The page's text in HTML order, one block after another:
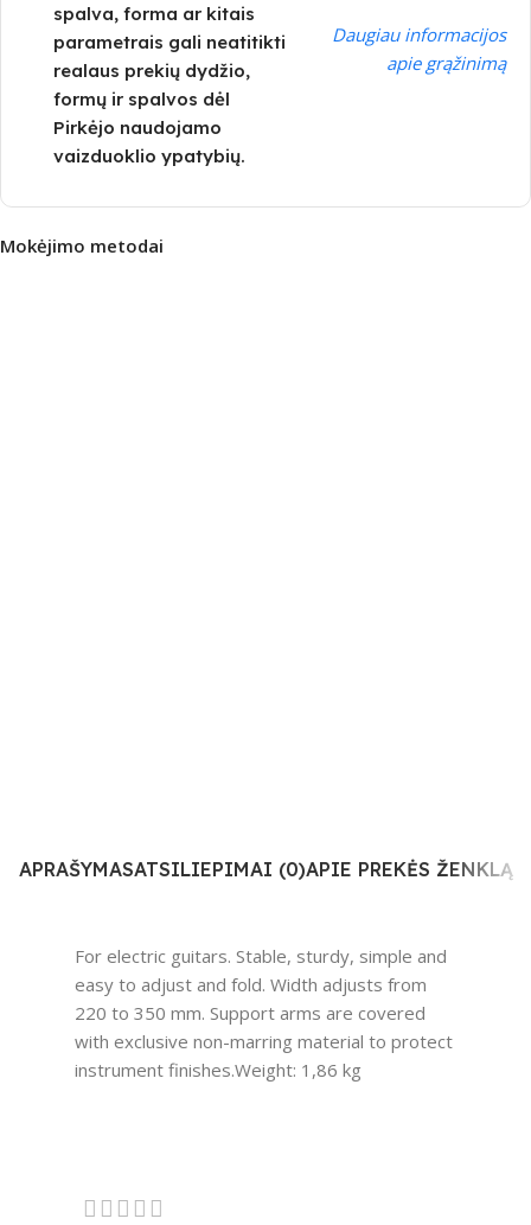
spalva, forma ar kitais
parametrais gali neatitikti
realaus prekių dydžio,
formų ir spalvos dėl
Pirkėjo naudojamo
vaizduoklio ypatybių.
Daugiau informacijos
apie grąžinimą
Mokėjimo metodai
APRAŠYMASATSILIEPIMAI (0)APIE PREKĖS ŽENKLĄ
For electric guitars. Stable, sturdy, simple and
easy to adjust and fold. Width adjusts from
220 to 350 mm. Support arms are covered
with exclusive non-marring material to protect
instrument finishes.Weight: 1,86 kg